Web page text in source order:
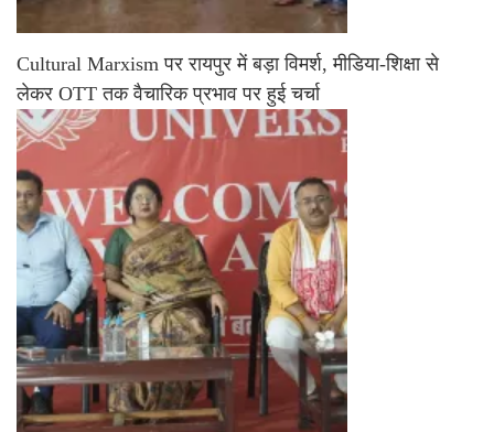
Cultural Marxism पर रायपुर में बड़ा विमर्श, मीडिया-शिक्षा से
लेकर OTT तक वैचारिक प्रभाव पर हुई चर्चा